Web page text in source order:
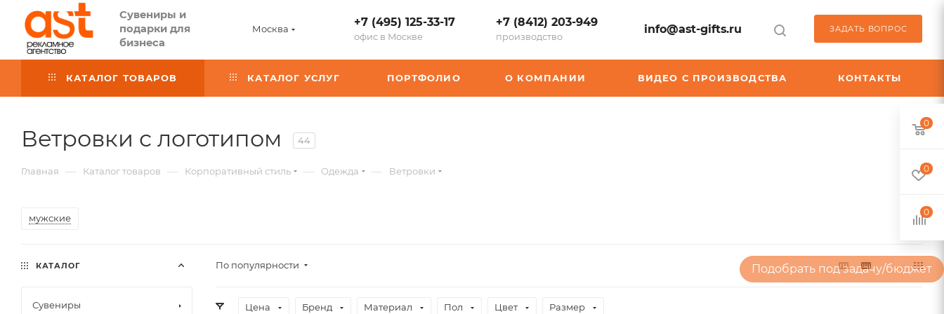
Сувениры и
подарки для
бизнеса
Москва +7 (495) 125-33-17
офис в Москве
+7 (8412) 203-949
производство
info@ast-gifts.ru ЗАДАТЬ ВОПРОС
КАТАЛОГ ТОВАРОВ КАТАЛОГ УСЛУГ ПОРТФОЛИО О КОМПАНИИ ВИДЕО С ПРОИЗВОДСТВА КОНТАКТЫ
Подобрать под задачу/бюджет
Ветровки с логотипом 44
Главная — Каталог товаров — Корпоративный стиль — Одежда — Ветровки
мужские
По популярности
Цена Бренд Материал Пол Цвет Размер
КАТАЛОГ
Сувениры
0
0
0